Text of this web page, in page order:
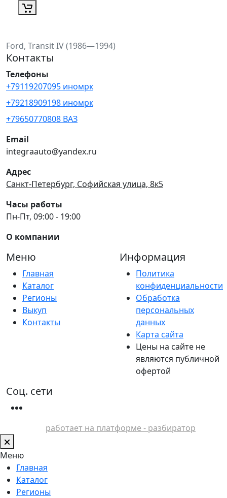
Ford, Transit IV (1986—1994)
Контакты
Телефоны
+79119207095 иномрк
+79218909198 иномрк
+79650770808 ВАЗ
Email
integraauto@yandex.ru
Адрес
Санкт-Петербург, Софийская улица, 8к5
Часы работы
Пн-Пт, 09:00 - 19:00
О компании
Меню
Главная
Каталог
Регионы
Выкуп
Контакты
Информация
Политика
конфиденциальности
Обработка
персональных
данных
Карта сайта
Цены на сайте не
являются публичной
офертой
Соц. сети
работает на платформе - разбиратор
Меню
Главная
Каталог
Регионы